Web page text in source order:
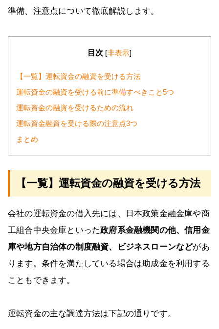
準備、注意点について徹底解説します。
目次 [非表示]
【一覧】運転資金の融資を受ける方法
運転資金の融資を受ける前に準備すべきこと5つ
運転資金の融資を受けるための流れ
運転資金融資を受ける際の注意点3つ
まとめ
【一覧】運転資金の融資を受ける方法
会社の運転資金の借入先には、日本政策金融金庫や商
工組合中央金庫といった政府系金融機関の他、信用金
庫や地方自治体の制度融資、ビジネスローンなどがあ
ります。条件を満たしている場合は助成金を利用する
こともできます。
運転資金の主な調達方法は下記の通りです。